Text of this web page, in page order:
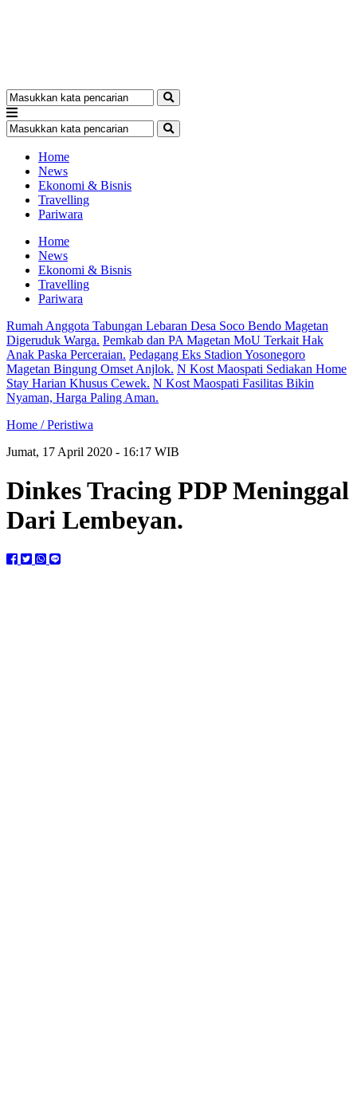
Home
News
Ekonomi & Bisnis
Travelling
Pariwara
Home
News
Ekonomi & Bisnis
Travelling
Pariwara
Rumah Anggota Tabungan Lebaran Desa Soco Bendo Magetan
Digeruduk Warga. Pemkab dan PA Magetan MoU Terkait Hak
Anak Paska Perceraian. Pedagang Eks Stadion Yosonegoro
Magetan Bingung Omset Anjlok. N Kost Maospati Sediakan Home
Stay Harian Khusus Cewek. N Kost Maospati Fasilitas Bikin
Nyaman, Harga Paling Aman.
Home /Peristiwa
Jumat, 17 April 2020 - 16:17 WIB
Dinkes Tracing PDP Meninggal
Dari Lembeyan.